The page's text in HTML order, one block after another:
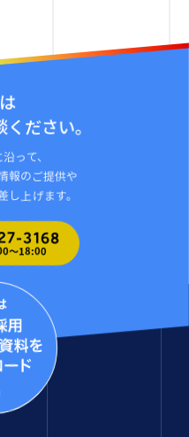
求
理系全般
ビス
ださい。
って、
報のご提供や
し上げます。
3168
〜18:00